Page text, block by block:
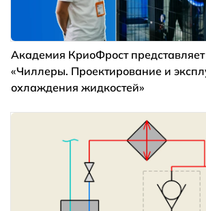
Академия КриоФрост
«Чиллеры. Проектирование и
охлаждения жидкостей»